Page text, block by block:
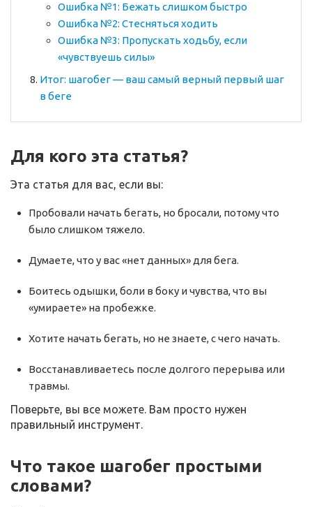
Ошибка №1: Бежать слишком быстро
Ошибка №2: Стесняться ходить
Ошибка №3: Пропускать ходьбу, если
«чувствуешь силы»
Итог: шагобег — ваш самый верный первый шаг
в беге
Для кого эта статья?
Эта статья для вас, если вы:
Пробовали начать бегать, но бросали, потому что
было слишком тяжело.
Думаете, что у вас «нет данных» для бега.
Боитесь одышки, боли в боку и чувства, что вы
«умираете» на пробежке.
Хотите начать бегать, но не знаете, с чего начать.
Восстанавливаетесь после долгого перерыва или
травмы.
Поверьте, вы все можете. Вам просто нужен
правильный инструмент.
Что такое шагобег простыми
словами?